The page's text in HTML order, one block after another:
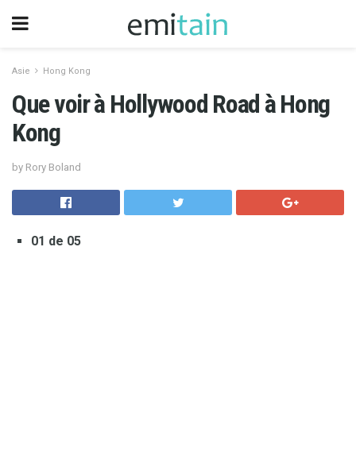
Asie Hong Kong
Que voir à Hollywood Road à Hong
Kong
by Rory Boland
01 de 05